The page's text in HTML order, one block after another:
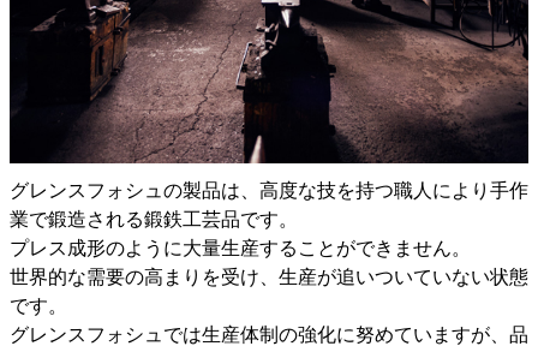
グレンスフォシュの製品は、高度な技を持つ職人により手作
業で鍛造される鍛鉄工芸品です。
プレス成形のように大量生産することができません。
世界的な需要の高まりを受け、生産が追いついていない状態
です。
グレンスフォシュでは生産体制の強化に努めていますが、品